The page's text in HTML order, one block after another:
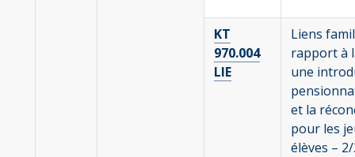
KT
970.004
LIE
Liens
rapport à
une
et la
pour les
élèves –